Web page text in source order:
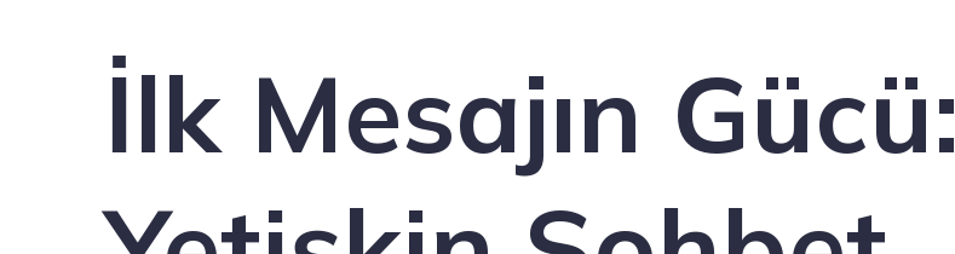
İlk Mesajın Gücü: